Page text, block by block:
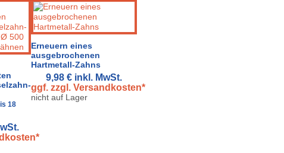
18
Erneuern eines
ausgebrochenen
Hartmetall-Zahns
9,98 € inkl. MwSt.
ggf. zzgl. Versandkosten*
nicht auf Lager